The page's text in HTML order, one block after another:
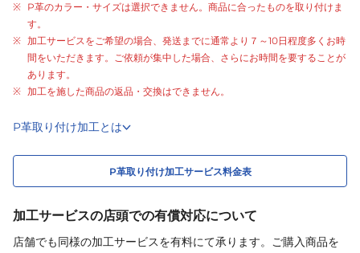
P革のカラー・サイズは選択できません。商品に合ったものを取り付けま
す。
加工サービスをご希望の場合、発送までに通常より ７～10日程度多くお時
間をいただきます。ご依頼が集中した場合、さらにお時間を要することが
あります。
加工を施した商品の返品・交換はできません。
P革取り付け加工とは
P革取り付け加工サービス料金表
加工サービスの店頭での有償対応について
店舗でも同様の加工サービスを有料にて承ります。ご購入商品を